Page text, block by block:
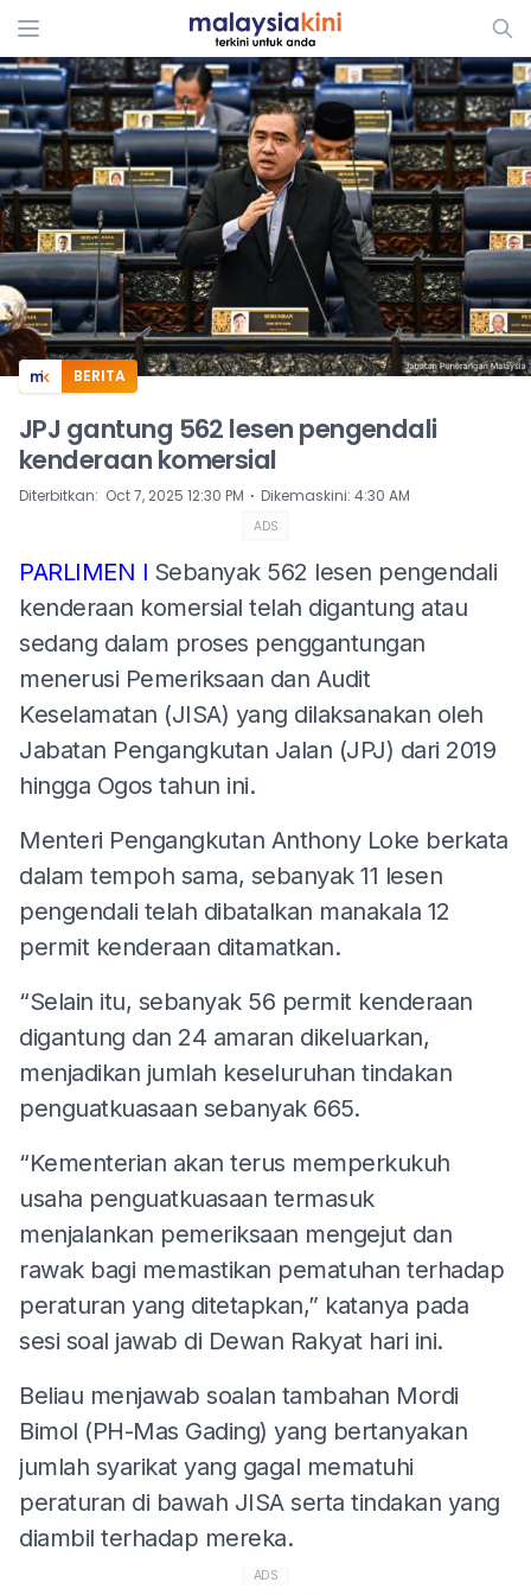
ADS
BERITA
JPJ gantung 562 lesen pengendali
kenderaan komersial
Diterbitkan: Oct 7, 2025 12:30 PM ⋅ Dikemaskini: 4:30 AM
ADS
PARLIMEN l Sebanyak 562 lesen pengendali
kenderaan komersial telah digantung atau
sedang dalam proses penggantungan
menerusi Pemeriksaan dan Audit
Keselamatan (JISA) yang dilaksanakan oleh
Jabatan Pengangkutan Jalan (JPJ) dari 2019
hingga Ogos tahun ini.
Menteri Pengangkutan Anthony Loke berkata
dalam tempoh sama, sebanyak 11 lesen
pengendali telah dibatalkan manakala 12
permit kenderaan ditamatkan.
“Selain itu, sebanyak 56 permit kenderaan
digantung dan 24 amaran dikeluarkan,
menjadikan jumlah keseluruhan tindakan
penguatkuasaan sebanyak 665.
“Kementerian akan terus memperkukuh
usaha penguatkuasaan termasuk
menjalankan pemeriksaan mengejut dan
rawak bagi memastikan pematuhan terhadap
peraturan yang ditetapkan,” katanya pada
sesi soal jawab di Dewan Rakyat hari ini.
Beliau menjawab soalan tambahan Mordi
Bimol (PH-Mas Gading) yang bertanyakan
jumlah syarikat yang gagal mematuhi
peraturan di bawah JISA serta tindakan yang
diambil terhadap mereka.
ADS